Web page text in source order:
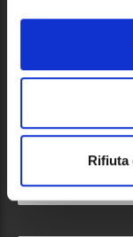
Rifiuta
Follow us
Zapisz się na